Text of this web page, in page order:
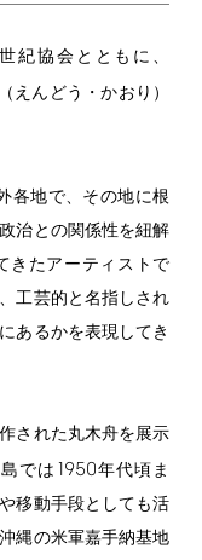
紀協会とともに、
えんどう・かおり）
各地で、その地に根
治との関係性を紐解
きたアーティストで
工芸的と名指しされ
あるかを表現してき
された丸木舟を展示
では 1950年代頃ま
移動手段としても活
縄の米軍嘉手納基地